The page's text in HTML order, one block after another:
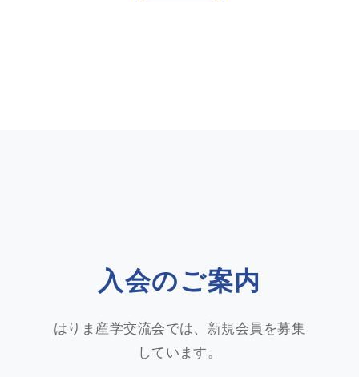
入会のご案内
はりま産学交流会では、新規会員を募集
しています。